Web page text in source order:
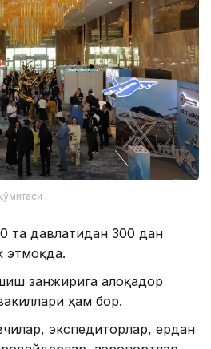
та давлатидан 300 дан
этмоқда.
занжирига алоқадор
ҳам бор.
экспедиторлар, ердан